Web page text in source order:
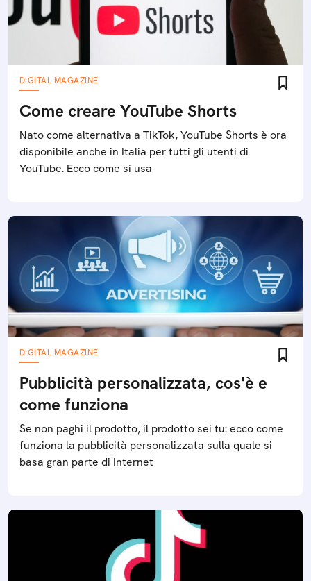
DIGITAL MAGAZINE
Come creare YouTube Shorts
Nato come alternativa a TikTok, YouTube Shorts è ora
disponibile anche in Italia per tutti gli utenti di
YouTube. Ecco come si usa
DIGITAL MAGAZINE
Pubblicità personalizzata, cos'è e
come funziona
Se non paghi il prodotto, il prodotto sei tu: ecco come
funziona la pubblicità personalizzata sulla quale si
basa gran parte di Internet